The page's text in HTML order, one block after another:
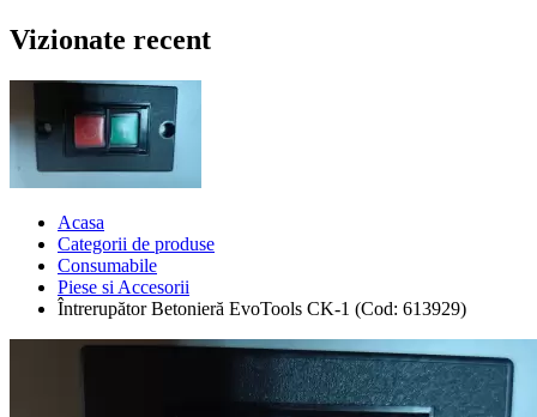
Vizionate recent
Acasa
Categorii de produse
Consumabile
Piese si Accesorii
Întrerupător Betonieră EvoTools CK-1 (Cod: 613929)